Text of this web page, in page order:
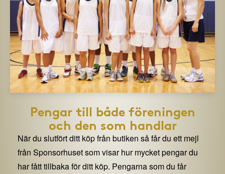
Pengar till både föreningen
och den som handlar
När du slutfört ditt köp från butiken så får du ett mejl
från Sponsorhuset som visar hur mycket pengar du
har fått tillbaka för ditt köp. Pengarna som du får